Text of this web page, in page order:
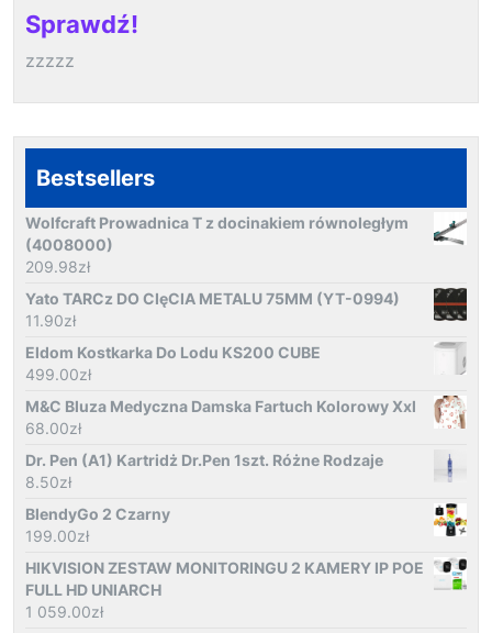
Sprawdź!
zzzzz
Bestsellers
Wolfcraft Prowadnica T z docinakiem równoległym
(4008000)
209.98zł
Yato TARCz DO CIęCIA METALU 75MM (YT-0994)
11.90zł
Eldom Kostkarka Do Lodu KS200 CUBE
499.00zł
M&C Bluza Medyczna Damska Fartuch Kolorowy Xxl
68.00zł
Dr. Pen (A1) Kartridż Dr.Pen 1szt. Różne Rodzaje
8.50zł
BlendyGo 2 Czarny
199.00zł
HIKVISION ZESTAW MONITORINGU 2 KAMERY IP POE
FULL HD UNIARCH
1 059.00zł